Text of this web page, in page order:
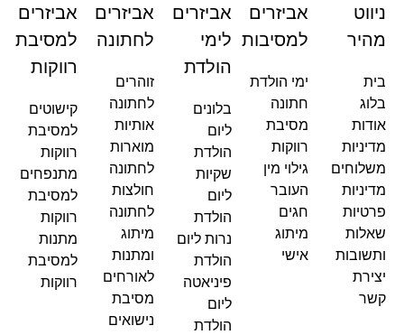
ניווט
מהיר
בית
בלוג
אודות
מדיניות
משלוחים
מדיניות
פרטיות
שאלות
ותשובות
יצירת
קשר
אביזרים
למסיבות
ימי הולדת
חתונה
מסיבת
רווקות
גילוי מין
העובר
חגים
מיתוג
אישי
אביזרים
לימי
הולדת
בלונים
ליום
הולדת
שקיות
ליום
הולדת
נרות ליום
הולדת
פיניאטה
ליום
הולדת
אביזרים
לחתונה
זוהרים
לחתונה
אותיות
מוארות
לחתונה
חולצות
לחתונה
מיתוג
ומתנות
לאורחים
מסיבת
נישואים
אביזרים
למסיבת
רווקות
קישוטים
למסיבת
רווקות
מתנפחים
למסיבת
רווקות
מתנות
למסיבת
רווקות